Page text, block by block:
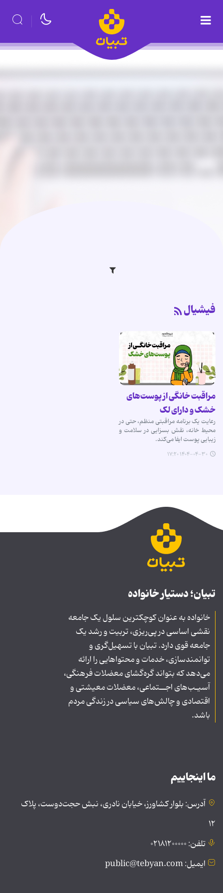
فیشیال
مراقبت خانگی از پوست‌های
خشک و دارای لک
رعایت یک برنامه مراقبتی منظم، حتی در
محیط خانه، نقش بسزایی در سلامت و
زیبایی پوست ایفا می‌کند.
۱۴۰۴-۰۴-۳۰ ۱۷:۲۰
تبیان؛ دستیار خانواده
خانواده به عنوان کوچکترین سلول یک جامعه
نقشی اساسی در پی‌ریزی، تربیت و رشد یک
جامعه قوی دارد. تبیان با تسهیل‌گری و
توانمندسازی، خدمات و محتواهایی را ارائه
می‌دهد که بتواند گره‌گشای معضلات فرهنگی،
آسیـب‌های اجــتماعی، معضلات معیشتی و
اقتصادی و چالش‌های سیاسی در زندگی مردم
باشد.
ما اینجاییم
آدرس: بلوار کشاورز، خیابان نادری، نبش حجت‌دوست، پلاک
۱۲
تلفن: ۰۲۱۸۱۲۰۰۰۰۰
ایمیل: public@tebyan.com